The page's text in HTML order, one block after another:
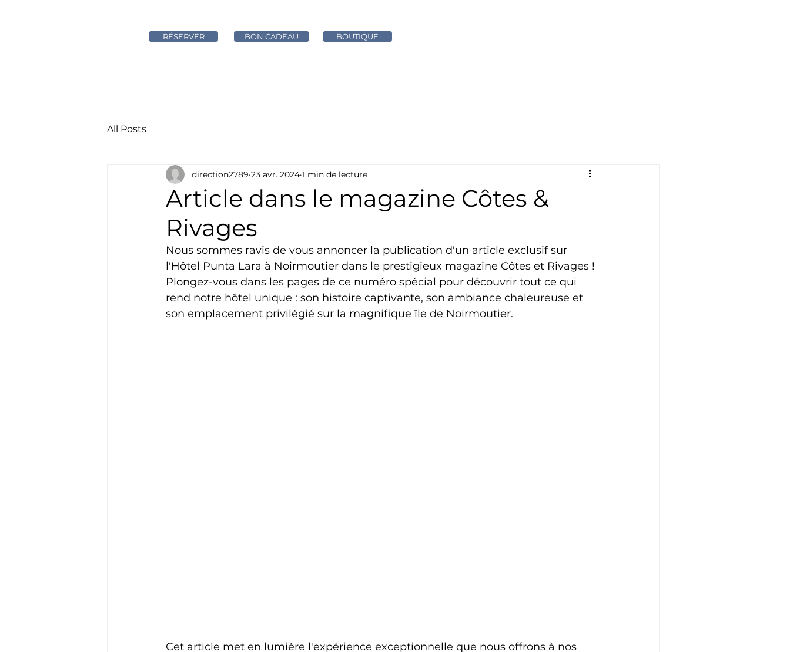
RÉSERVER BON CADEAU BOUTIQUE
All Posts
Article dans le magazine Côtes &
Rivages
direction2789 23 avr. 2024 1 min de lecture
Nous sommes ravis de vous annoncer la publication d'un article exclusif sur
l'Hôtel Punta Lara à Noirmoutier dans le prestigieux magazine Côtes et Rivages !
Plongez-vous dans les pages de ce numéro spécial pour découvrir tout ce qui
rend notre hôtel unique : son histoire captivante, son ambiance chaleureuse et
son emplacement privilégié sur la magnifique île de Noirmoutier.
Cet article met en lumière l'expérience exceptionnelle que nous offrons à nos